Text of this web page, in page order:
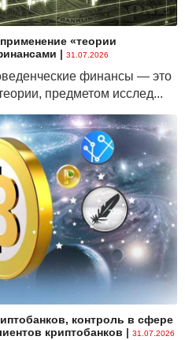
«теории
| 31.07.2026
финансы — это
предметом исслед...
контроль в сфере
криптобанков | 31.07.2026